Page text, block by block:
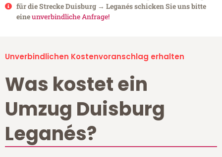
für die Strecke Duisburg → Leganés schicken Sie uns bitte
eineunverbindliche Anfrage!
Unverbindlichen Kostenvoranschlag erhalten
Was kostet ein
Umzug Duisburg
Leganés?